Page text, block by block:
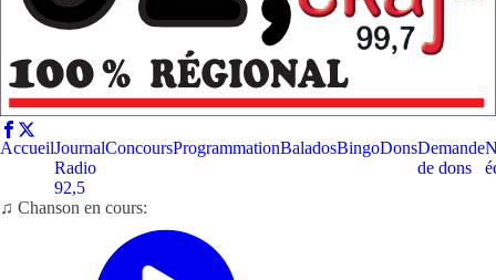
AccueilJournal
Radio
92,5
ConcoursProgrammationBaladosBingoDonsDemande
de dons
♫ Chanson en cours: